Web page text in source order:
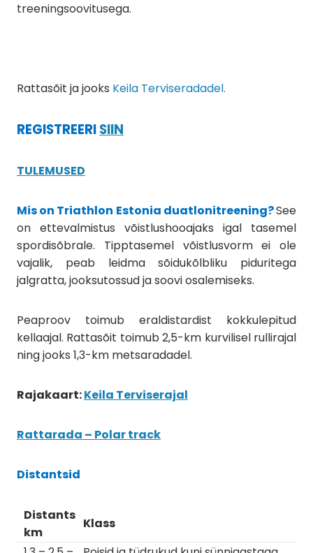
treeningsoovitusega.
Rattasõit ja jooks Keila Terviseradadel.
REGISTREERISIIN
TULEMUSED
Mis on Triathlon Estonia duatlonitreening?See
on ettevalmistus võistlushooajaks igal tasemel
spordisõbrale. Tipptasemel võistlusvorm ei ole
vajalik, peab leidma sõidukõlbliku piduritega
jalgratta, jooksutossud ja soovi osalemiseks.
Peaproov toimub eraldistardist kokkulepitud
kellaajal. Rattasõit toimub 2,5-km kurvilisel rullirajal
ning jooks 1,3-km metsaradadel.
Rajakaart:Keila Terviserajal
Rattarada – Polar track
Distantsid
Distants
km
Klass